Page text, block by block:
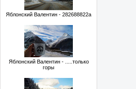
Яблонский Валентин - 282688822a
Яблонский Валентин - .....только
горы